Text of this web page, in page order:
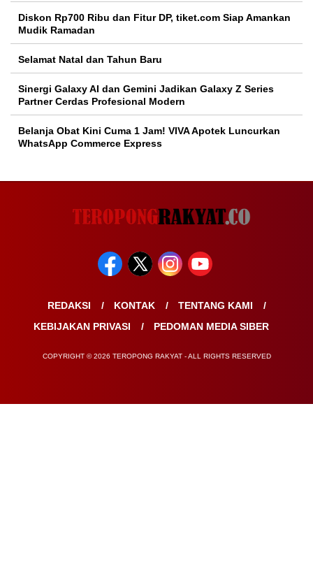
Diskon Rp700 Ribu dan Fitur DP, tiket.com Siap Amankan
Mudik Ramadan
Selamat Natal dan Tahun Baru
Sinergi Galaxy AI dan Gemini Jadikan Galaxy Z Series
Partner Cerdas Profesional Modern
Belanja Obat Kini Cuma 1 Jam! VIVA Apotek Luncurkan
WhatsApp Commerce Express
REDAKSI KONTAK
TENTANG KAMI
KEBIJAKAN PRIVASI
PEDOMAN MEDIA SIBER
COPYRIGHT © 2026 TEROPONG RAKYAT - ALL RIGHTS RESERVED